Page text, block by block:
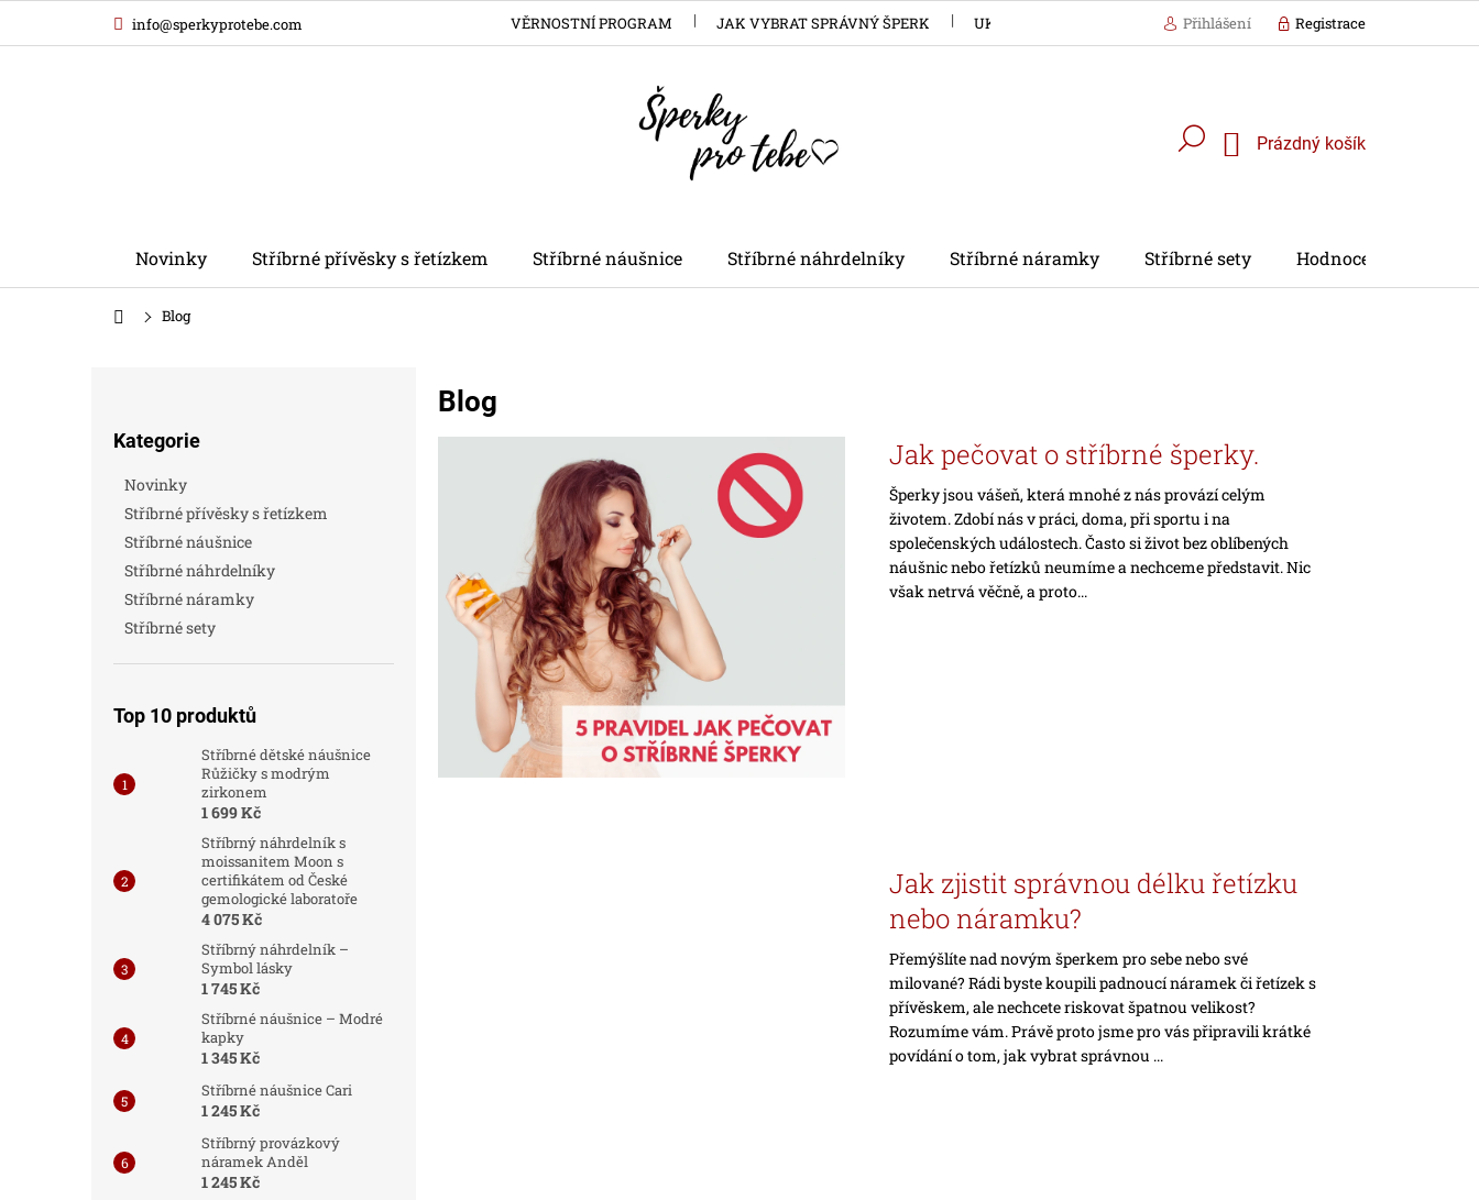
obsah
info@sperkyprotebe.com VĚRNOSTNÍ PROGRAM JAK VYBRAT SPRÁVNÝ ŠPERK UKÁZKA BALENÍ Přihlášení Registrace
Nákupní
Prázdný košík
Novinky Stříbrné přívěsky s řetízkem Stříbrné náušnice Stříbrné náhrdelníky Stříbrné náramky Stříbrné sety Hodnocení obchodu
DomůBlog
kategorie
Kategorie
Novinky
Stříbrné přívěsky s řetízkem
Stříbrné náušnice
Stříbrné náhrdelníky
Stříbrné náramky
Stříbrné sety
Top 10 produktů
Stříbrné dětské náušnice
Růžičky s modrým
zirkonem
1 699 Kč
Stříbrný náhrdelník s
moissanitem Moon s
certifikátem od České
gemologické laboratoře
4 075 Kč
Stříbrný náhrdelník –
Symbol lásky
1 745 Kč
Stříbrné náušnice – Modré
kapky
1 345 Kč
Stříbrné náušnice Cari
1 245 Kč
Stříbrný provázkový
náramek Anděl
1 245 Kč
Blog
Jak pečovat o stříbrné šperky.
Šperky jsou vášeň, která mnohé z nás provází celým
životem. Zdobí nás v práci, doma, při sportu i na
společenských událostech. Často si život bez oblíbených
náušnic nebo řetízků neumíme a nechceme představit. Nic
však netrvá věčně, a proto...
Jak zjistit správnou délku řetízku
nebo náramku?
Přemýšlíte nad novým šperkem pro sebe nebo své
milované? Rádi byste koupili padnoucí náramek či řetízek s
přívěskem, ale nechcete riskovat špatnou velikost?
Rozumíme vám. Právě proto jsme pro vás připravili krátké
povídání o tom, jak vybrat správnou ...